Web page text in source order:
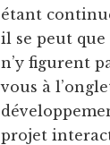
étant
il se peut que
n’y figurent
vous à
projet